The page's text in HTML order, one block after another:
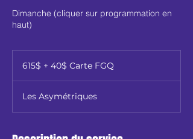
Dimanche (cliquer sur programmation en
haut)
40$
FGQ
615$ + 40$ Carte FGQ
Les Asymétriques